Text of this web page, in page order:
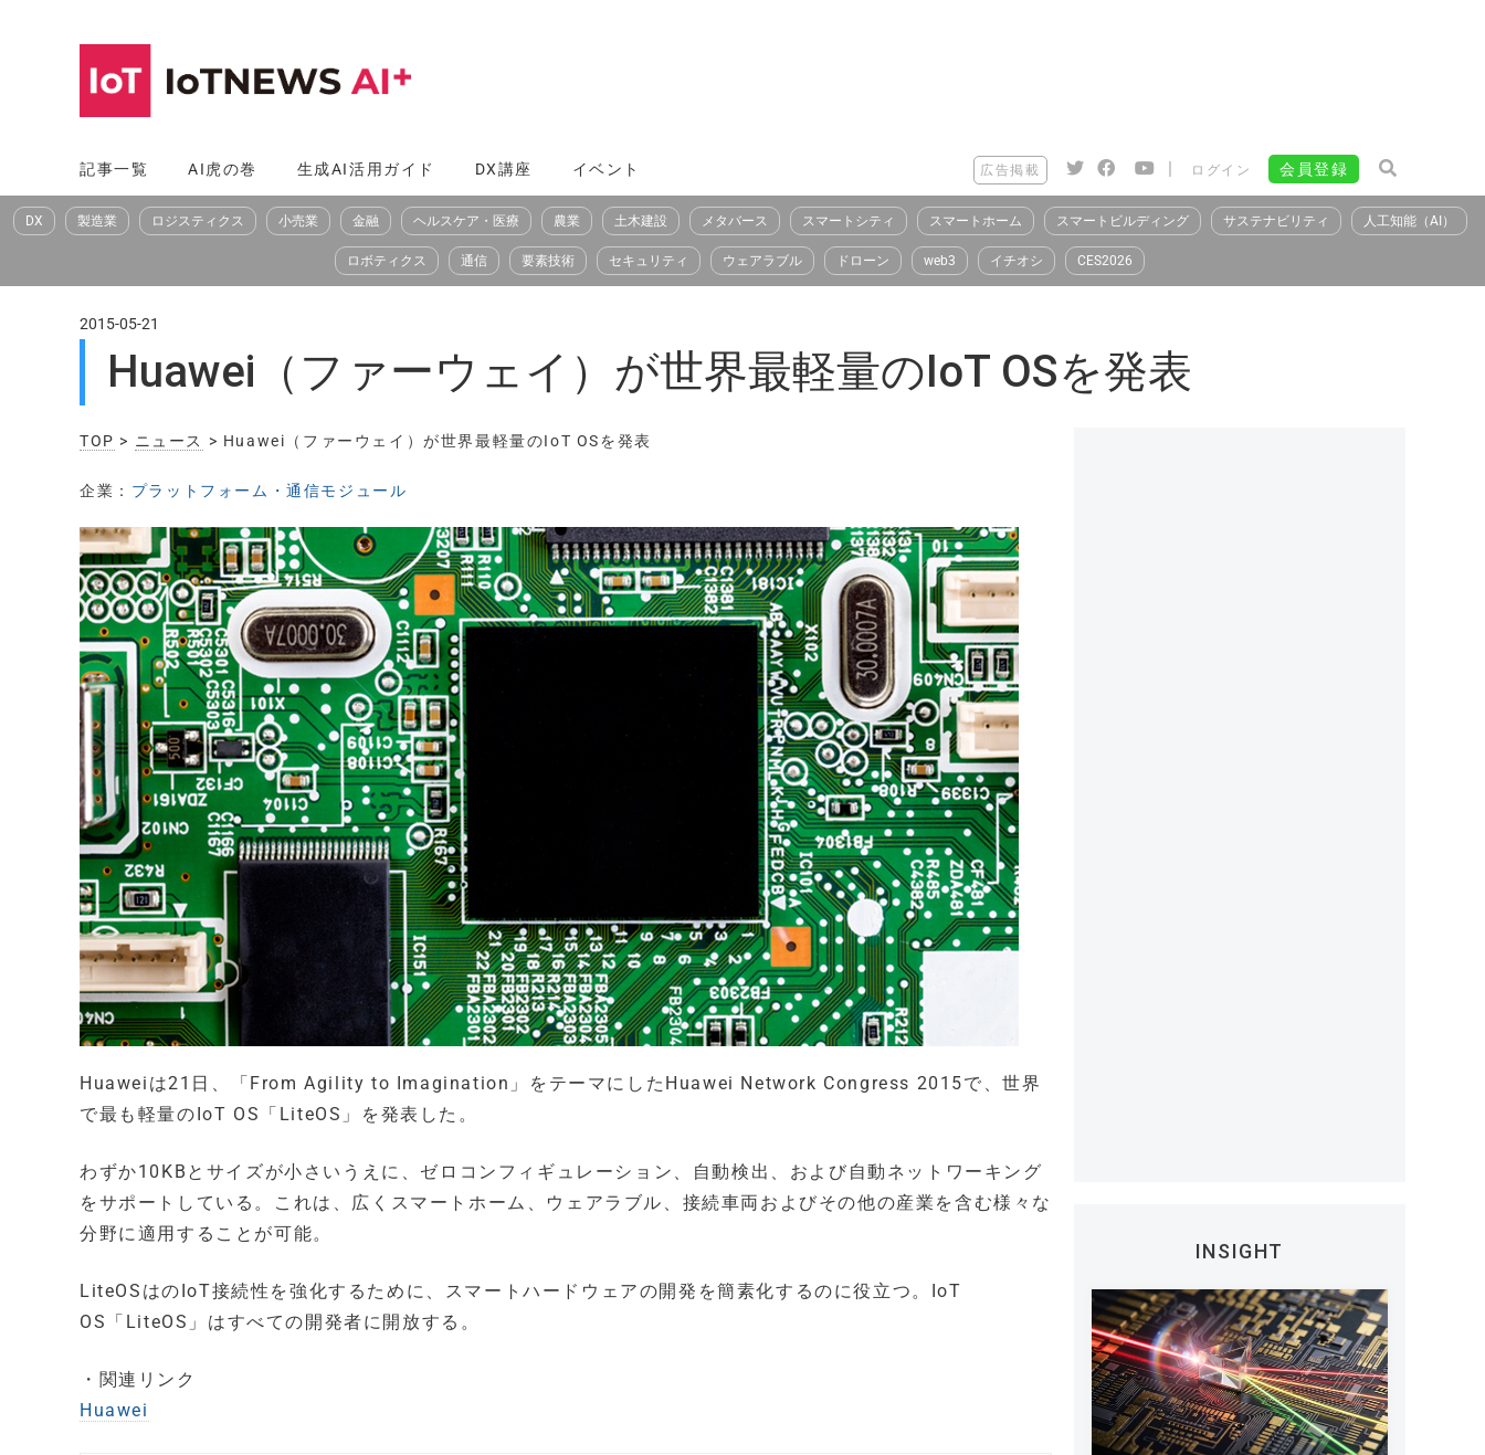
へ
ス
記事一覧 AI虎の巻 生成AI活用ガイド DX講座 イベント 広告掲載 | ログイン 会員登録
DX 製造業 ロジスティクス 小売業 金融 ヘルスケア・医療 農業 土木建設 メタバース スマートシティ スマートホーム スマートビルディング サステナビリティ 人工知能（AI）
ロボティクス 通信 要素技術 セキュリティ ウェアラブル ドローン web3 イチオシ CES2026
2015-05-21
Huawei（ファーウェイ）が世界最軽量のIoT OSを発表
TOP > ニュース > Huawei（ファーウェイ）が世界最軽量のIoT OSを発表
企業： プラットフォーム・通信モジュール
Huaweiは21日、「From Agility to Imagination」をテーマにしたHuawei Network Congress 2015で、世界
で最も軽量のIoT OS「LiteOS」を発表した。
わずか10KBとサイズが小さいうえに、ゼロコンフィギュレーション、自動検出、および自動ネットワーキング
をサポートしている。これは、広くスマートホーム、ウェアラブル、接続車両およびその他の産業を含む様々な
分野に適用することが可能。
LiteOSはのIoT接続性を強化するために、スマートハードウェアの開発を簡素化するのに役立つ。IoT
OS「LiteOS」はすべての開発者に開放する。
・関連リンク
Huawei
INSIGHT